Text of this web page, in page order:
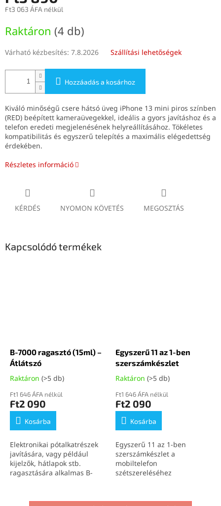
Ft3 063 ÁFA nélkül
Raktáron (4 db)
Várható kézbesítés: 7.8.2026 Szállítási lehetőségek
Hozzáadás a kosárhoz
Kiváló minőségű csere hátsó üveg iPhone 13 mini piros színben
(RED) beépített kameraüvegekkel, ideális a gyors javításhoz és a
telefon eredeti megjelenésének helyreállításához. Tökéletes
kompatibilitás és egyszerű telepítés a maximális elégedettség
érdekében.
Részletes információ
KÉRDÉS NYOMON KÖVETÉS MEGOSZTÁS
Kapcsolódó termékek
B-7000 ragasztó (15ml) –
Átlátszó
Raktáron (>5 db)
Ft1 646 ÁFA nélkül
Ft2 090
Kosárba
Elektronikai pótalkatrészek
javítására, vagy például
kijelzők, hátlapok stb.
ragasztására alkalmas B-
Egyszerű 11 az 1-ben
szerszámkészlet
Raktáron (>5 db)
Ft1 646 ÁFA nélkül
Ft2 090
Kosárba
Egyszerű 11 az 1-ben
szerszámkészlet a
mobiltelefon
szétszereléséhez